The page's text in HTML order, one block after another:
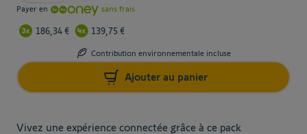
Payer en sans frais
186,34 € 139,75 €
Contribution environnementale incluse
Ajouter au panier
Vivez une expérience connectée grâce à ce pack